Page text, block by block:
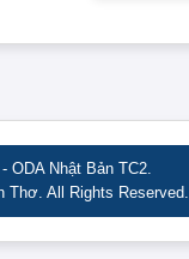
ODA Nhật Bản TC2.
Thơ. All Rights Reserved.